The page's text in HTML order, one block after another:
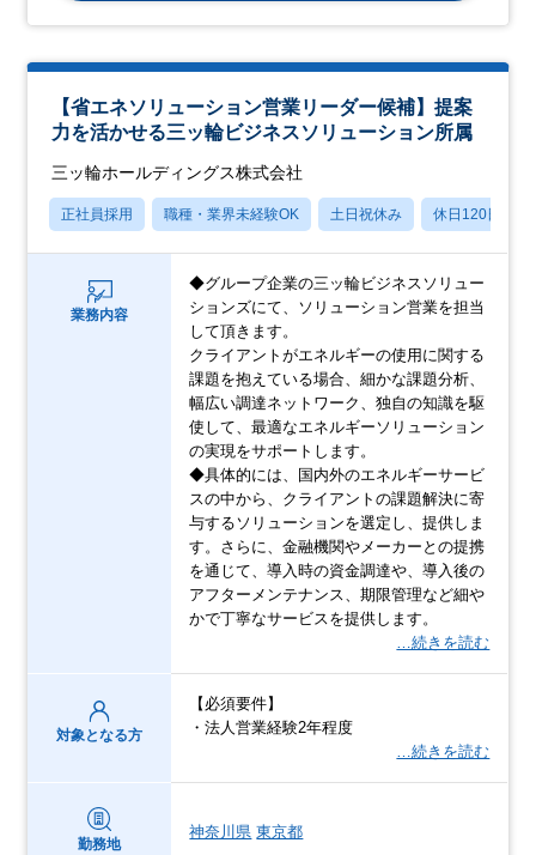
【省エネソリューション営業リーダー候補】提案
力を活かせる三ッ輪ビジネスソリューション所属
三ッ輪ホールディングス株式会社
正社員採用 職種・業界未経験OK 土日祝休み 休日120日以上
業務内容
◆グループ企業の三ッ輪ビジネスソリュー
ションズにて、ソリューション営業を担当
して頂きます。
クライアントがエネルギーの使用に関する
課題を抱えている場合、細かな課題分析、
幅広い調達ネットワーク、独自の知識を駆
使して、最適なエネルギーソリューション
の実現をサポートします。
◆具体的には、国内外のエネルギーサービ
スの中から、クライアントの課題解決に寄
与するソリューションを選定し、提供しま
す。さらに、金融機関やメーカーとの提携
を通じて、導入時の資金調達や、導入後の
アフターメンテナンス、期限管理など細や
かで丁寧なサービスを提供します。
…続きを読む
対象となる方
【必須要件】
・法人営業経験2年程度
…続きを読む
勤務地
神奈川県 東京都